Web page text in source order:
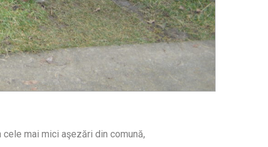
mai mici aşezări din comună,